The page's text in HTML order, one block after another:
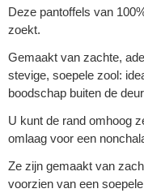
Deze pantoffels van
zoekt.
Gemaakt van zachte,
stevige, soepele zool:
boodschap buiten de
U kunt de rand omhoog
omlaag voor een
Ze zijn gemaakt van
voorzien van een